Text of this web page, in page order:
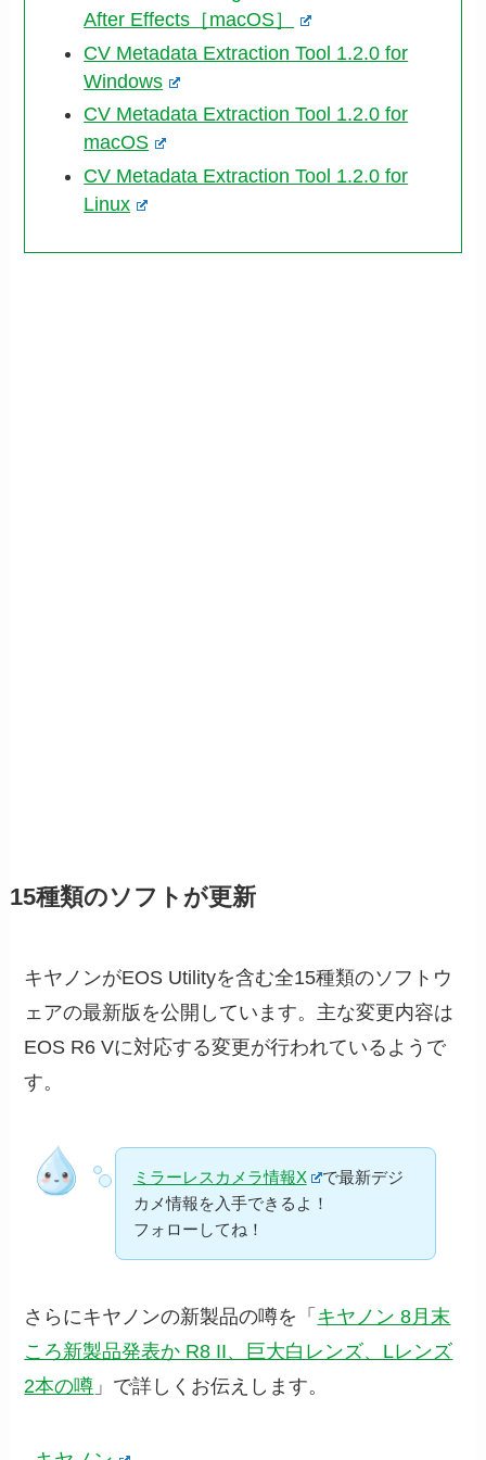
After Effects［macOS］
CV Metadata Extraction Tool 1.2.0 for
Windows
CV Metadata Extraction Tool 1.2.0 for
macOS
CV Metadata Extraction Tool 1.2.0 for
Linux
15種類のソフトが更新
キヤノンがEOS Utilityを含む全15種類のソフトウ
ェアの最新版を公開しています。主な変更内容は
EOS R6 Vに対応する変更が行われているようで
す。
ミラーレスカメラ情報X
で最新デジ
カメ情報を入手できるよ！
フォローしてね！
さらにキヤノンの新製品の噂を「 キヤノン 8月末
ころ新製品発表か R8 II、巨大白レンズ、Lレンズ
2本の噂 」で詳しくお伝えします。